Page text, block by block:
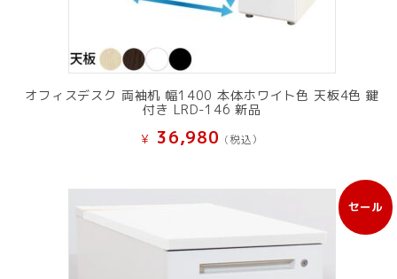
オフィスデスク 両袖机 幅1400 本体ホワイト色 天板4色 鍵
付き LRD-146 新品
¥ 36,980 (税込）
セール
販
売